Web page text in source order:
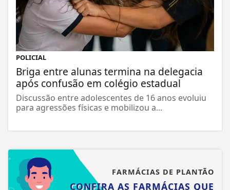
POLICIAL
Briga entre alunas termina na delegacia
após confusão em colégio estadual
Discussão entre adolescentes de 16 anos evoluiu
para agressões físicas e mobilizou a...
FARMÁCIAS DE PLANTÃO
CONFIRA AS FARMÁCIAS QUE